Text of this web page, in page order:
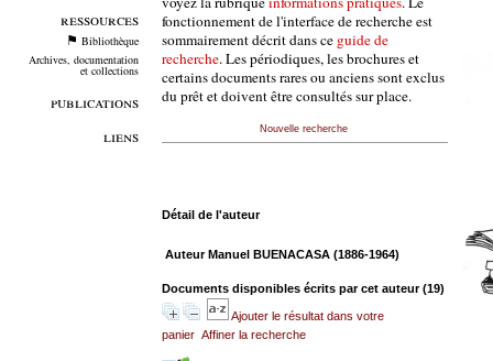
ressources
Bibliothèque
Archives, documentation
et collections
publications
liens
fonctionnement de l'interface de recherche est
sommairement décrit dans ce guide de
recherche. Les périodiques, les brochures et
certains documents rares ou anciens sont exclus
du prêt et doivent être consultés sur place.
Nouvelle recherche
Détail de l'auteur
Auteur Manuel BUENACASA (1886-1964)
Documents disponibles écrits par cet auteur (19)
Ajouter le résultat dans votre
panier Affiner la recherche